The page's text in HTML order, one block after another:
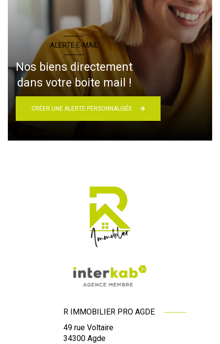
ALERTE E-MAIL
Nos biens directement
dans votre boite mail !
CRÉER UNE ALERTE PERSONNALISÉE
R IMMOBILIER PRO AGDE
49 rue Voltaire
34300 Agde